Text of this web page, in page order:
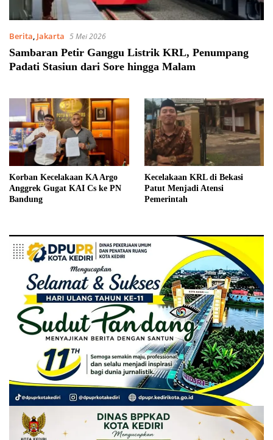
Berita, Jakarta 5 Mei 2026
Sambaran Petir Ganggu Listrik KRL, Penumpang
Padati Stasiun dari Sore hingga Malam
Korban Kecelakaan KA Argo
Anggrek Gugat KAI Cs ke PN
Bandung
Kecelakaan KRL di Bekasi
Patut Menjadi Atensi
Pemerintah